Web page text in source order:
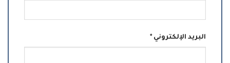
البريد الإلكتروني *